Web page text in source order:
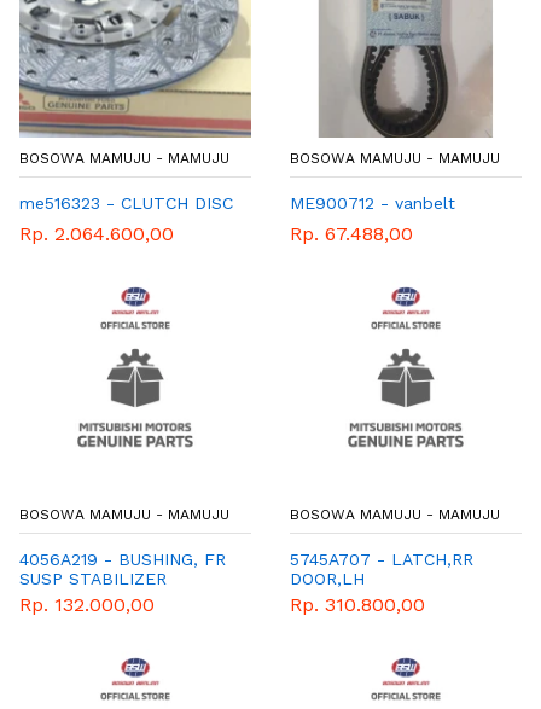
BOSOWA MAMUJU - MAMUJU
me516323 - CLUTCH DISC
Rp. 2.064.600,00
BOSOWA MAMUJU - MAMUJU
ME900712 - vanbelt
Rp. 67.488,00
BOSOWA MAMUJU - MAMUJU
4056A219 - BUSHING, FR
SUSP STABILIZER
Rp. 132.000,00
BOSOWA MAMUJU - MAMUJU
5745A707 - LATCH,RR
DOOR,LH
Rp. 310.800,00